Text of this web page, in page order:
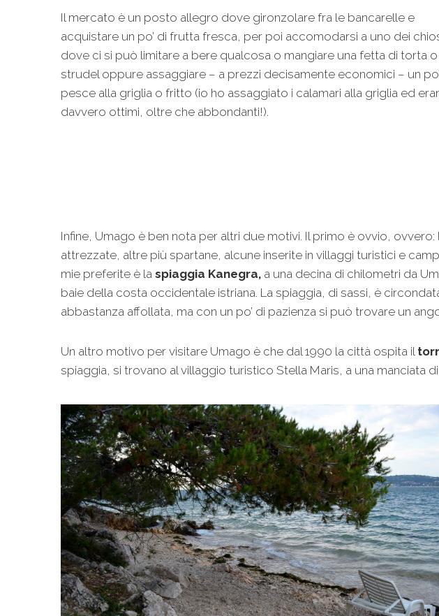
Il mercato è un posto allegro dove gironzolare fra le bancarelle e
acquistare un po’ di frutta fresca, per poi accomodarsi a uno dei
dove ci si può limitare a bere qualcosa o mangiare una fetta di torta o
strudel oppure assaggiare – a prezzi decisamente economici – un
pesce alla griglia o fritto (io ho assaggiato i calamari alla griglia ed
davvero ottimi, oltre che abbondanti!).
Infine, Umago è ben nota per altri due motivi. Il primo è ovvio, ovvero:
attrezzate, altre più spartane, alcune inserite in villaggi turistici e
mie preferite è la spiaggia Kanegra, a una decina di chilometri da
baie della costa occidentale istriana. La spiaggia, di sassi, è
abbastanza affollata, ma con un po’ di pazienza si può trovare un
Un altro motivo per visitare Umago è che dal 1990 la città ospita il
spiaggia, si trovano al villaggio turistico Stella Maris, a una manciata